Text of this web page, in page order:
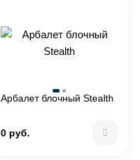
Арбалет блочный Stealth
0 руб.